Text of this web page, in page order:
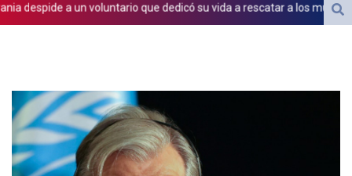
despide a un voluntario que dedicó su vida a rescatar a los muertos